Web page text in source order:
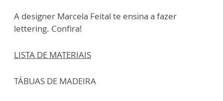
A designer Marcela Feital te ensina a fazer
lettering. Confira!
LISTA DE MATERIAIS
TÁBUAS DE MADEIRA